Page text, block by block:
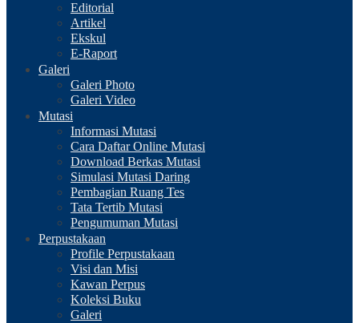
Editorial
Artikel
Ekskul
E-Raport
Galeri
Galeri Photo
Galeri Video
Mutasi
Informasi Mutasi
Cara Daftar Online Mutasi
Download Berkas Mutasi
Simulasi Mutasi Daring
Pembagian Ruang Tes
Tata Tertib Mutasi
Pengumuman Mutasi
Perpustakaan
Profile Perpustakaan
Visi dan Misi
Kawan Perpus
Koleksi Buku
Galeri